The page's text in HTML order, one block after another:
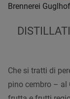
Brennerei
Che si tratti di
pino cembro – al